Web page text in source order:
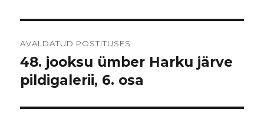
AVALDATUD POSTITUSES
48. jooksu ümber Harku järve
pildigalerii, 6. osa